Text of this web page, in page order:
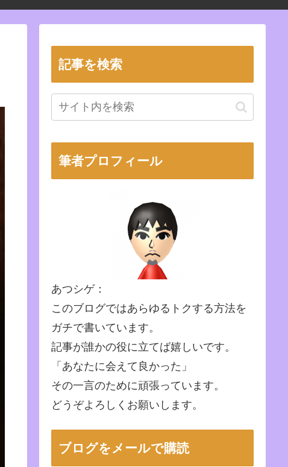
記事を検索
筆者プロフィール
あつシゲ：
このブログではあらゆるトクする方法を
ガチで書いています。
記事が誰かの役に立てば嬉しいです。
「あなたに会えて良かった」
その一言のために頑張っています。
どうぞよろしくお願いします。
ブログをメールで購読